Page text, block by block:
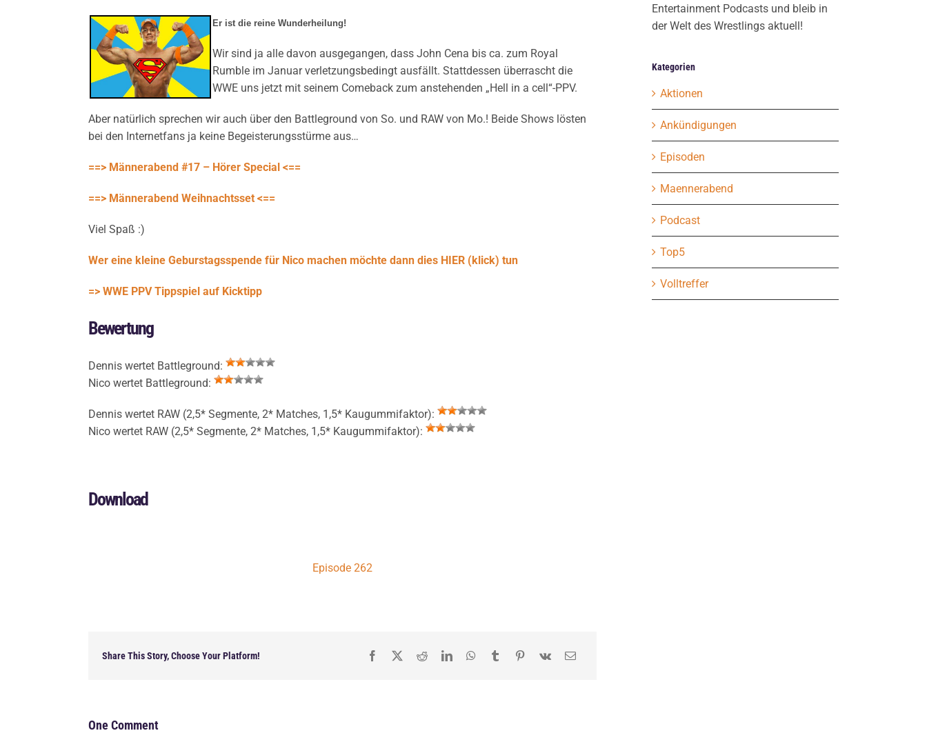
Er ist die reine Wunderheilung!
Wir sind ja alle davon ausgegangen, dass John Cena bis ca. zum Royal
Rumble im Januar verletzungsbedingt ausfällt. Stattdessen überrascht die
WWE uns jetzt mit seinem Comeback zum anstehenden „Hell in a cell“-PPV.
Aber natürlich sprechen wir auch über den Battleground von So. und RAW von Mo.! Beide Shows lösten
bei den Internetfans ja keine Begeisterungsstürme aus…
==> Männerabend #17 – Hörer Special <==
==> Männerabend Weihnachtsset <==
Viel Spaß :)
Wer eine kleine Geburstagsspende für Nico machen möchte dann dies HIER (klick) tun
=> WWE PPV Tippspiel auf Kicktipp
Bewertung
Dennis wertet Battleground:
Nico wertet Battleground:
Dennis wertet RAW (2,5* Segmente, 2* Matches, 1,5* Kaugummifaktor):
Nico wertet RAW (2,5* Segmente, 2* Matches, 1,5* Kaugummifaktor):
Download
Episode 262
Share This Story, Choose Your Platform!
One Comment
Entertainment Podcasts und bleib in
der Welt des Wrestlings aktuell!
Kategorien
Aktionen
Ankündigungen
Episoden
Maennerabend
Podcast
Top5
Volltreffer